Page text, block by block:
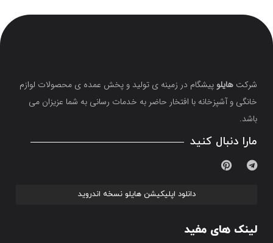
شرکت هایلو پیشگام در زمینه ی تولید و پخش عمده ی محصولات لوازم
خانگی و آشپزخانه با افتخار حاضر به خدمات رسانی به شما عزیزان می
باشد.
مارا دنبال کنید
دانلود اپلیکیشن هایلو نسخه اندروید
لینک های مفید